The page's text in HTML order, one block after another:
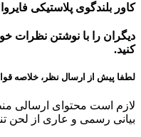
کاور بلندگوی پلاستیکی
دیگران را با نوشتن نظرات
کنید.
لطفا پیش از ارسال نظر، خلاصه
لازم است محتوای ارسالی
بیانی رسمی و عاری از لحن